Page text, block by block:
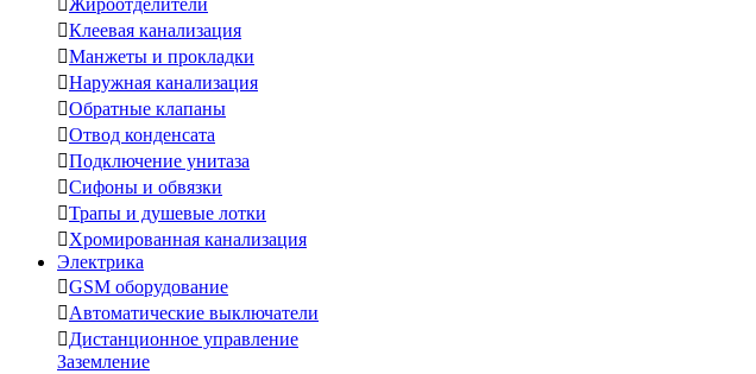
Жироотделители
Клеевая канализация
Манжеты и прокладки
Наружная канализация
Обратные клапаны
Отвод конденсата
Подключение унитаза
Сифоны и обвязки
Трапы и душевые лотки
Хромированная канализация
Электрика
GSM оборудование
Автоматические выключатели
Дистанционное управление
Заземление